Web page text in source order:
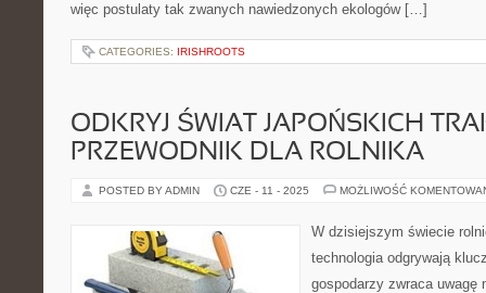
więc postulaty tak zwanych nawiedzonych ekologów […]
CATEGORIES: IRISHROOTS
ODKRYJ ŚWIAT JAPOŃSKICH
PRZEWODNIK DLA ROLNIKA
POSTED BY ADMIN CZE - 11 - 2025 MOŻLIWOŚĆ
W dzisiejszym świecie
technologia odgrywają
gospodarzy zwraca uwagę